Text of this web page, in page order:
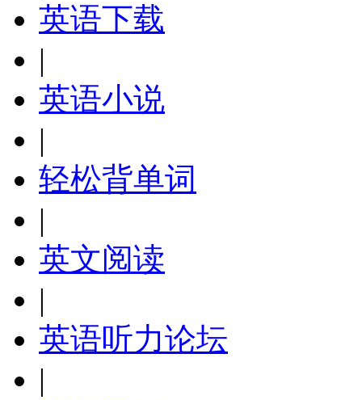
英语下载
|
英语小说
|
轻松背单词
|
英文阅读
|
英语听力论坛
|